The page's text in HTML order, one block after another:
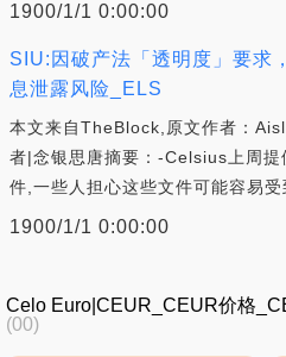
1900/1/1 0:00:00
SIU:因破产法「透明度」要求
息泄露风险_ELS
本文来自TheBlock,原文作者：
者|念银思唐摘要：-Celsius上周提
件,一些人担心这些文件可能容易受
1900/1/1 0:00:00
Celo Euro|CEUR_CEUR价格
(00)